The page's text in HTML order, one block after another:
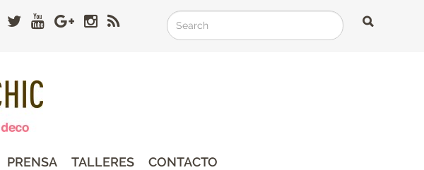
Search
Search
Search
PRENSA TALLERES CONTACTO